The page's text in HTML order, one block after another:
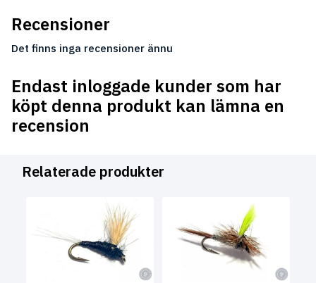
Recensioner
Det finns inga recensioner ännu
Endast inloggade kunder som har
köpt denna produkt kan lämna en
recension
Relaterade produkter